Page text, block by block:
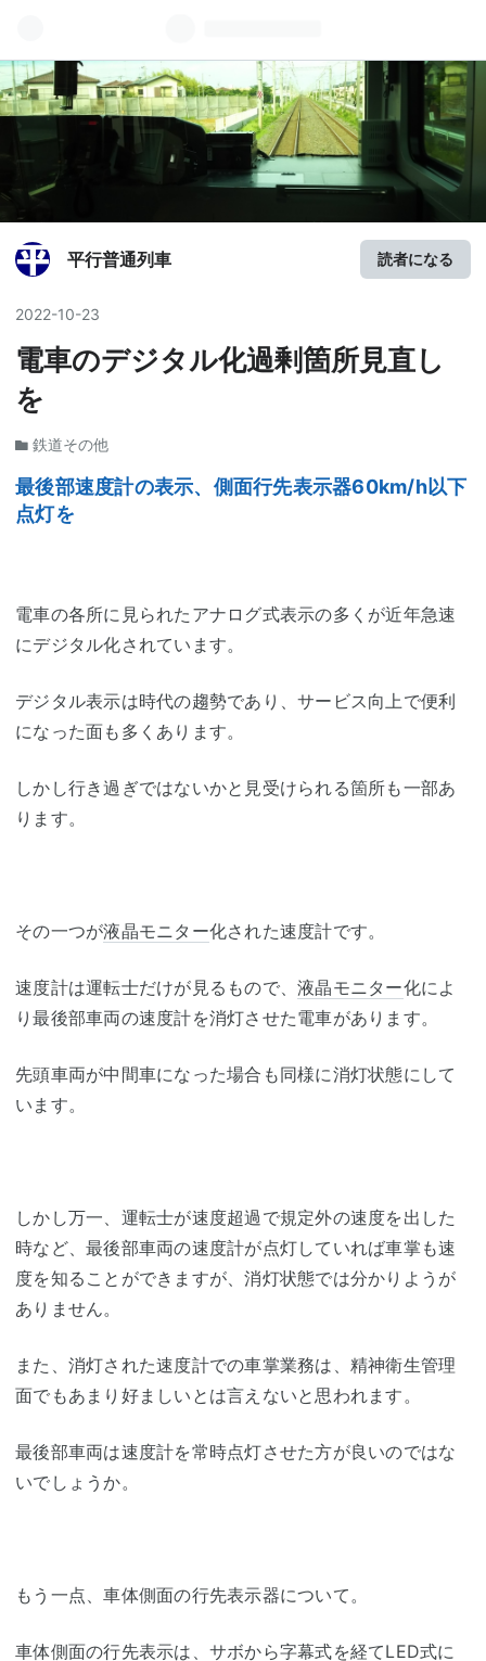
平行普通列車 読者になる
2022-10-23
電車のデジタル化過剰箇所見直し
を
鉄道その他
最後部速度計の表示、側面行先表示器60km/h以下
点灯を
電車の各所に見られたアナログ式表示の多くが近年急速
にデジタル化されています。
デジタル表示は時代の趨勢であり、サービス向上で便利
になった面も多くあります。
しかし行き過ぎではないかと見受けられる箇所も一部あ
ります。
その一つが液晶モニター化された速度計です。
速度計は運転士だけが見るもので、 液晶モニター化によ
り最後部車両の速度計を消灯させた電車があります。
先頭車両が中間車になった場合も同様に消灯状態にして
います。
しかし万一、運転士が速度超過で規定外の速度を出した
時など、最後部車両の速度計が点灯していれば車掌も速
度を知ることができますが、消灯状態では分かりようが
ありません。
また、消灯された速度計での車掌業務は、精神衛生管理
面でもあまり好ましいとは言えないと思われます。
最後部車両は速度計を常時点灯させた方が良いのではな
いでしょうか。
もう一点、車体側面の行先表示器について。
車体側面の行先表示は、サボから字幕式を経てLED式に